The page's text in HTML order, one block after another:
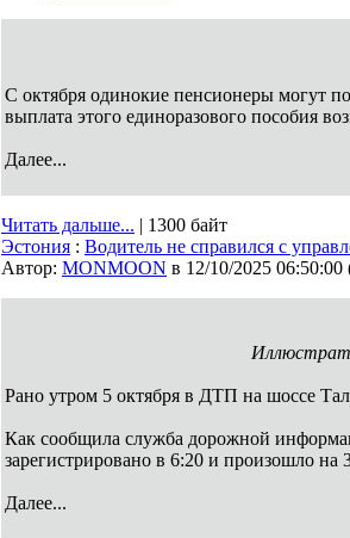
С октября одинокие пенсионеры могут
выплата этого единоразового пособия
Далее...
Читать дальше... | 1300 байт
Эстония : Водитель не справился с
Автор: MONMOON в 12/10/2025 06:50:00
Рано утром 5 октября в ДТП на шоссе
Как сообщила служба дорожной
зарегистрировано в 6:20 и произошло
Далее...